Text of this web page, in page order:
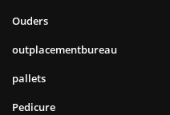
Ouders
outplacementbureau
pallets
Pedicure